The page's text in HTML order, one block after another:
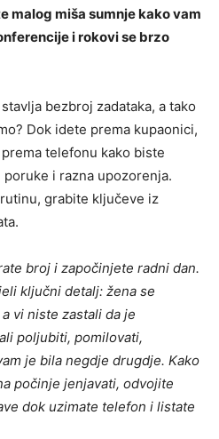
malog miša sumnje kako vam
i rokovi se brzo
bezbroj zadataka, a tako
Dok idete prema kupaonici,
telefonu kako biste
i razna upozorenja.
grabite ključeve iz
broj i započinjete radni dan.
ključni detalj: žena se
vi niste zastali da je
poljubiti, pomilovati,
je bila negdje drugdje. Kako
počinje jenjavati, odvojite
dok uzimate telefon i listate